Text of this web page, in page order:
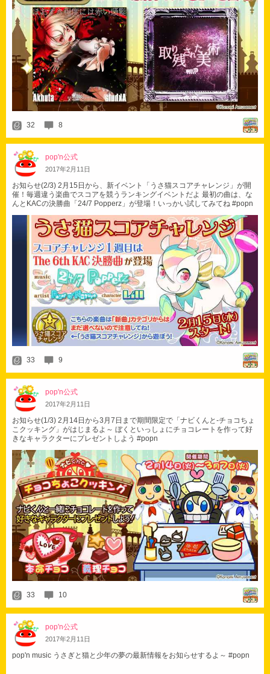
32 8
pop'n公式
2017年2月 11 日
お知らせ(2/3) 2月15日から、新イベント「うさ猫スコアチャレンジ」が開
催！毎週違う楽曲でスコアを競うランキングイベントだよ 最初の曲は、な
んとKACの決勝曲「24/7 Popperz」が登場！いっかい試してみてね #popn
33 9
pop'n公式
2017年2月 11 日
お知らせ(1/3) 2月14日から3月7日まで期間限定で「ナビくんと-チョコちょ
こクッキング」がはじまるよ～ ぼくといっしょにチョコレートを作って好
きなキャラクターにプレゼントしよう #popn
33 10
pop'n公式
2017年2月 11 日
pop'n music うさぎと猫と少年の夢の最新情報をお知らせするよ～ #popn